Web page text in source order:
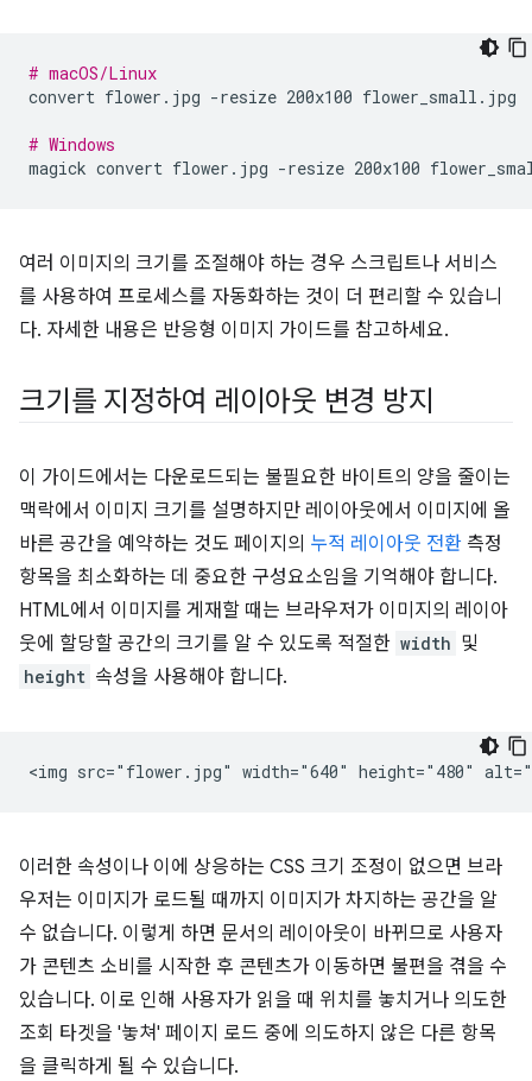
# macOS/Linux
convert flower.jpg -resize 200x100 flower_small.jpg
# Windows
magick convert flower.jpg -resize 200x100
여러 이미지의 크기를 조절해야 하는 경우 스크립트나 서비스
를 사용하여 프로세스를 자동화하는 것이 더 편리할 수 있습니
다. 자세한 내용은 반응형 이미지 가이드를 참고하세요.
크기를 지정하여 레이아웃 변경 방지
이 가이드에서는 다운로드되는 불필요한 바이트의 양을 줄이는
맥락에서 이미지 크기를 설명하지만 레이아웃에서 이미지에 올
바른 공간을 예약하는 것도 페이지의 누적 레이아웃 전환 측정
항목을 최소화하는 데 중요한 구성요소임을 기억해야 합니다.
HTML에서 이미지를 게재할 때는 브라우저가 이미지의 레이아
웃에 할당할 공간의 크기를 알 수 있도록 적절한 width 및
height 속성을 사용해야 합니다.
이러한 속성이나 이에 상응하는 CSS 크기 조정이 없으면 브라
우저는 이미지가 로드될 때까지 이미지가 차지하는 공간을 알
수 없습니다. 이렇게 하면 문서의 레이아웃이 바뀌므로 사용자
가 콘텐츠 소비를 시작한 후 콘텐츠가 이동하면 불편을 겪을 수
있습니다. 이로 인해 사용자가 읽을 때 위치를 놓치거나 의도한
조회 타겟을 '놓쳐' 페이지 로드 중에 의도하지 않은 다른 항목
을 클릭하게 될 수 있습니다.